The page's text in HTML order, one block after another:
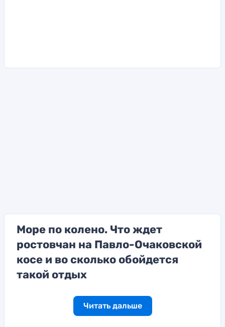
Море по колено. Что ждет
ростовчан на Павло-Очаковской
косе и во сколько обойдется
такой отдых
Читать дальше